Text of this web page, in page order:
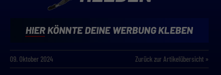
09. Oktober 2024 Zurück zur Artikelübersicht »